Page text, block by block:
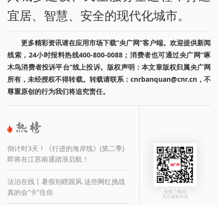
宜居、智慧、安全的现代化城市。
更多精彩资讯请在应用市场下载“央广网”客户端。欢迎提供新闻
线索，24小时报料热线400-800-0088；消费者也可通过央广网“啄
木鸟消费者投诉平台”线上投诉。版权声明：本文章版权归属央广网
所有，未经授权不得转载。转载请联系：cnrbanquan@cnr.cn，不
尊重原创的行为我们将追究责任。
倒计时3天！《行进的海岸线》(第二季)
即将在江苏南通踏浪启航！
法治在线丨暑假别瞎跟风 这些网红挑战
真的会“卡”住你
长按二维码
关注精彩内容